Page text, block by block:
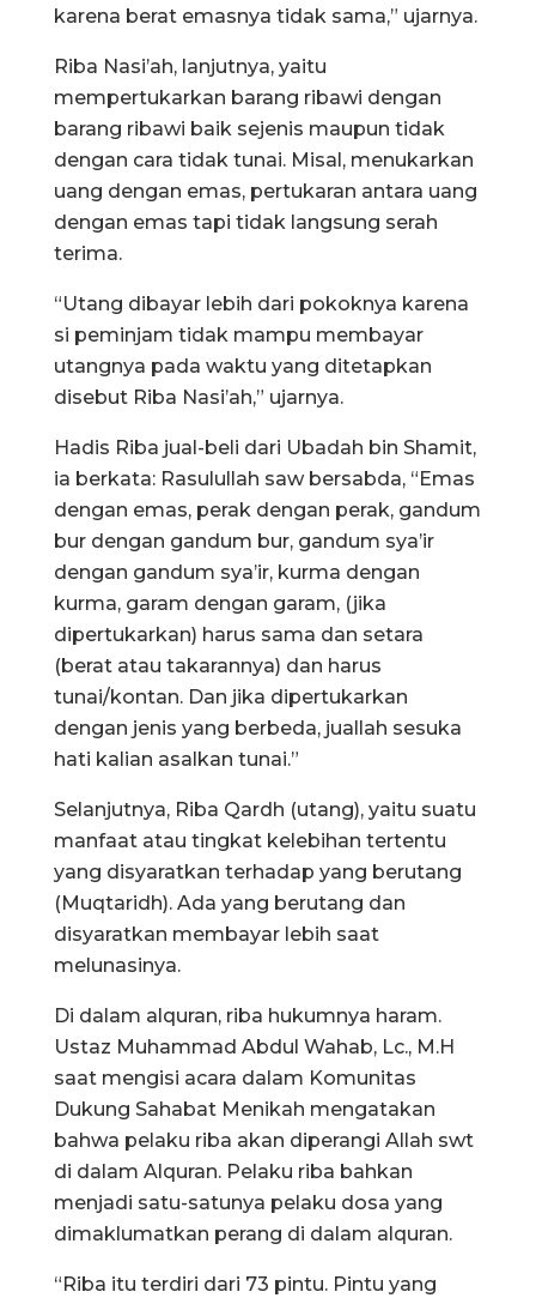
karena berat emasnya tidak sama,” ujarnya.
Riba Nasi’ah, lanjutnya, yaitu
mempertukarkan barang ribawi dengan
barang ribawi baik sejenis maupun tidak
dengan cara tidak tunai. Misal, menukarkan
uang dengan emas, pertukaran antara uang
dengan emas tapi tidak langsung serah
terima.
“Utang dibayar lebih dari pokoknya karena
si peminjam tidak mampu membayar
utangnya pada waktu yang ditetapkan
disebut Riba Nasi’ah,” ujarnya.
Hadis Riba jual-beli dari Ubadah bin Shamit,
ia berkata: Rasulullah saw bersabda, “Emas
dengan emas, perak dengan perak, gandum
bur dengan gandum bur, gandum sya’ir
dengan gandum sya’ir, kurma dengan
kurma, garam dengan garam, (jika
dipertukarkan) harus sama dan setara
(berat atau takarannya) dan harus
tunai/kontan. Dan jika dipertukarkan
dengan jenis yang berbeda, juallah sesuka
hati kalian asalkan tunai.”
Selanjutnya, Riba Qardh (utang), yaitu suatu
manfaat atau tingkat kelebihan tertentu
yang disyaratkan terhadap yang berutang
(Muqtaridh). Ada yang berutang dan
disyaratkan membayar lebih saat
melunasinya.
Di dalam alquran, riba hukumnya haram.
Ustaz Muhammad Abdul Wahab, Lc., M.H
saat mengisi acara dalam Komunitas
Dukung Sahabat Menikah mengatakan
bahwa pelaku riba akan diperangi Allah swt
di dalam Alquran. Pelaku riba bahkan
menjadi satu-satunya pelaku dosa yang
dimaklumatkan perang di dalam alquran.
“Riba itu terdiri dari 73 pintu. Pintu yang